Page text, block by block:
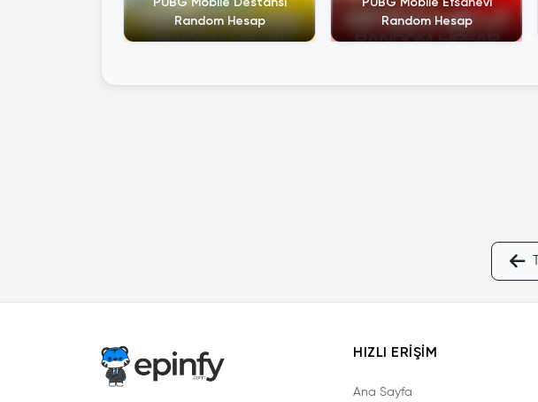
PUBG Mobile Destansı
Random Hesap
PUBG Mobile Efsanevi
Random Hesap
HIZLI ERIŞIM
Ana Sayfa